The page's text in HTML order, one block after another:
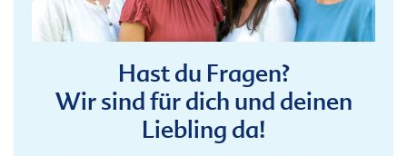
Hast du Fragen?
Wir sind für dich und deinen
Liebling da!